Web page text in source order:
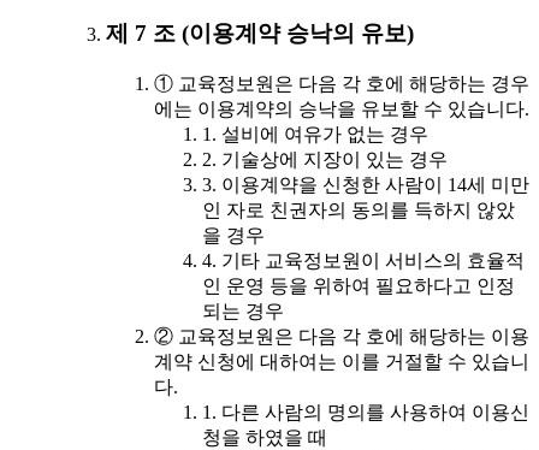
제 7 조 (이용계약 승낙의 유보)
① 교육정보원은 다음 각 호에 해당하는 경우
에는 이용계약의 승낙을 유보할 수 있습니다.
1. 설비에 여유가 없는 경우
2. 기술상에 지장이 있는 경우
3. 이용계약을 신청한 사람이 14세 미만
인 자로 친권자의 동의를 득하지 않았
을 경우
4. 기타 교육정보원이 서비스의 효율적
인 운영 등을 위하여 필요하다고 인정
되는 경우
② 교육정보원은 다음 각 호에 해당하는 이용
계약 신청에 대하여는 이를 거절할 수 있습니
다.
1. 다른 사람의 명의를 사용하여 이용신
청을 하였을 때